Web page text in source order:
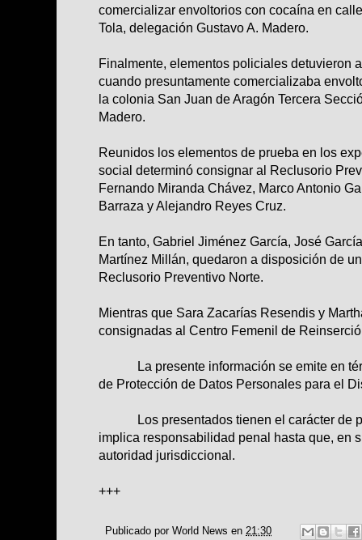
comercializar envoltorios con cocaína en
Tola, delegación Gustavo A. Madero.
Finalmente, elementos policiales detuvieron
cuando presuntamente comercializaba
la colonia San Juan de Aragón Tercera
Madero.
Reunidos los elementos de prueba en los
social determinó consignar al Reclusorio
Fernando Miranda Chávez, Marco Antonio
Barraza y Alejandro Reyes Cruz.
En tanto, Gabriel Jiménez García, José
Martínez Millán, quedaron a disposición de
Reclusorio Preventivo Norte.
Mientras que Sara Zacarías Resendis y
consignadas al Centro Femenil de
La presente información se emite en
de Protección de Datos Personales para el
Los presentados tienen el carácter de
implica responsabilidad penal hasta que, en
autoridad jurisdiccional.
+++
Publicado por World News en 21:30